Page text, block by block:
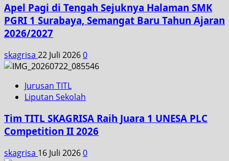
Apel Pagi di Tengah Sejuknya Halaman SMK
PGRI 1 Surabaya, Semangat Baru Tahun Ajaran
2026/2027
skagrisa 22 Juli 20260
Jurusan TITL
Liputan Sekolah
Tim TITL SKAGRISA Raih Juara 1 UNESA PLC
Competition II 2026
skagrisa 16 Juli 20260